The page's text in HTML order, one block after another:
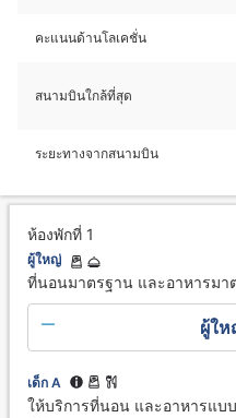
คะแนนด้านโลเคชั่น
สนามบินใกล้ที่สุด
ระยะทางจากสนามบิน
ห้องพักที่ 1
ผู้ใหญ่
ที่นอนมาตรฐาน และอาหารมา
ผู้ใ
เด็ก A
ให้บริการที่นอน และอาหารแ